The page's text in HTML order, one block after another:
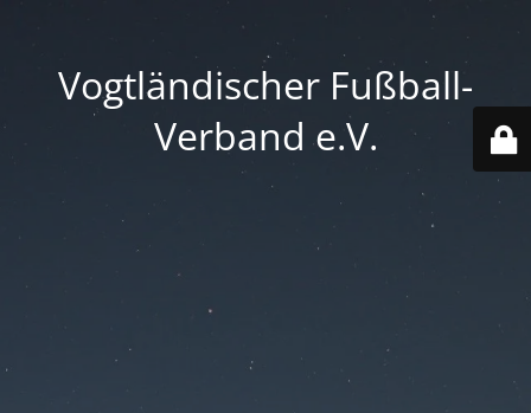
Vogtländischer Fußball-
Verband e.V.